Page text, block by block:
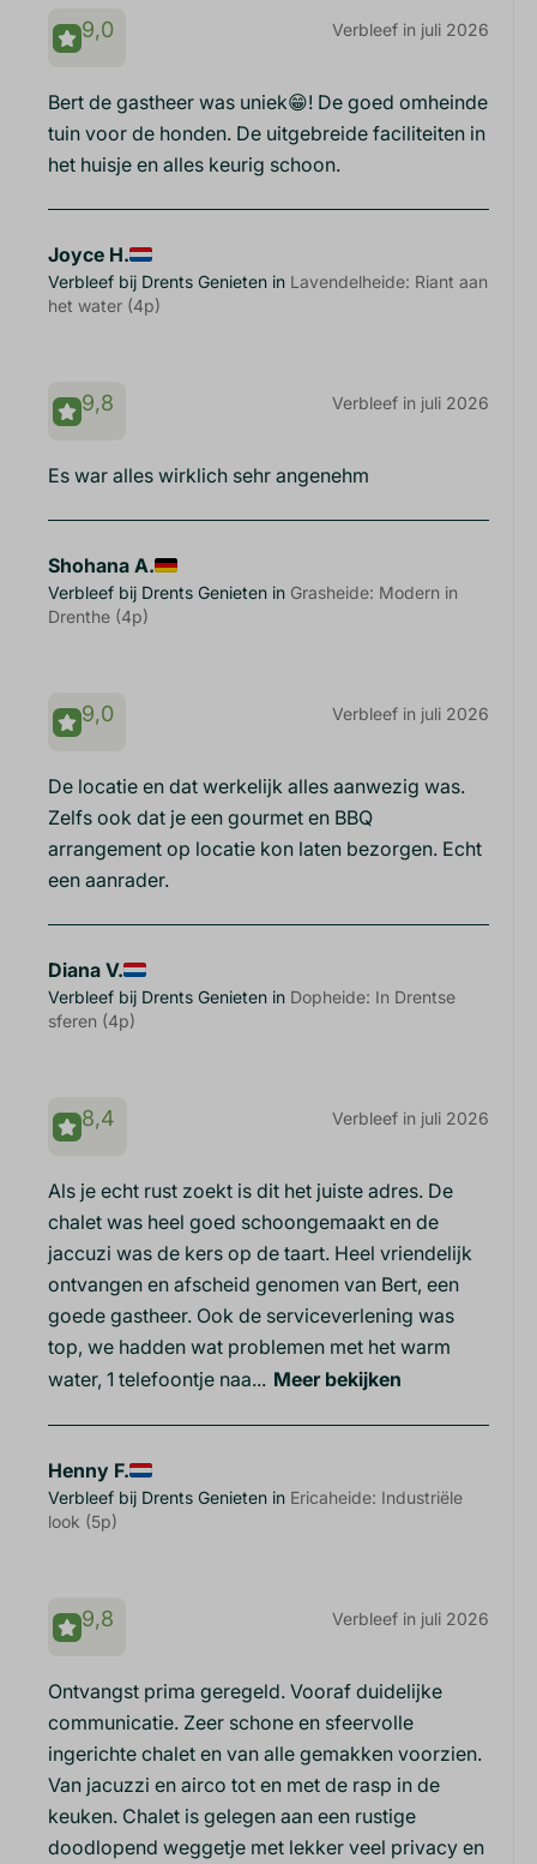
9,0 Verbleef in juli 2026
Bert de gastheer was uniek😁! De goed omheinde
tuin voor de honden. De uitgebreide faciliteiten in
het huisje en alles keurig schoon.
Joyce H.
Verbleef bij Drents Genieten in Lavendelheide: Riant aan
het water (4p)
9,8 Verbleef in juli 2026
Es war alles wirklich sehr angenehm
Shohana A.
Verbleef bij Drents Genieten in Grasheide: Modern in
Drenthe (4p)
9,0 Verbleef in juli 2026
De locatie en dat werkelijk alles aanwezig was.
Zelfs ook dat je een gourmet en BBQ
arrangement op locatie kon laten bezorgen. Echt
een aanrader.
Diana V.
Verbleef bij Drents Genieten in Dopheide: In Drentse
sferen (4p)
8,4 Verbleef in juli 2026
Als je echt rust zoekt is dit het juiste adres. De
chalet was heel goed schoongemaakt en de
jaccuzi was de kers op de taart. Heel vriendelijk
ontvangen en afscheid genomen van Bert, een
goede gastheer. Ook de serviceverlening was
top, we hadden wat problemen met het warm
water, 1 telefoontje naa... Meer bekijken
Henny F.
Verbleef bij Drents Genieten in Ericaheide: Industriële
look (5p)
9,8 Verbleef in juli 2026
Ontvangst prima geregeld. Vooraf duidelijke
communicatie. Zeer schone en sfeervolle
ingerichte chalet en van alle gemakken voorzien.
Van jacuzzi en airco tot en met de rasp in de
keuken. Chalet is gelegen aan een rustige
doodlopend weggetje met lekker veel privacy en